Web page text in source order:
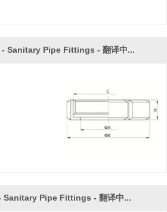
- Sanitary Pipe Fittings - 翻译中...
Pipe Fittings - 翻译中...